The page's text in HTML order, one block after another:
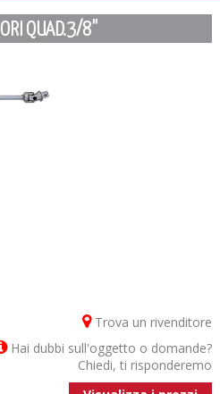
QUAD.3/8"
Trova un rivenditore
Hai dubbi sull'oggetto o domande?
Chiedi, ti risponderemo